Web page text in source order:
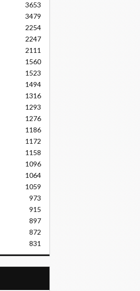
3653
3479
2254
2247
2111
1560
1523
1494
1316
1293
1276
1186
1172
1158
1096
1064
1059
973
915
897
872
831